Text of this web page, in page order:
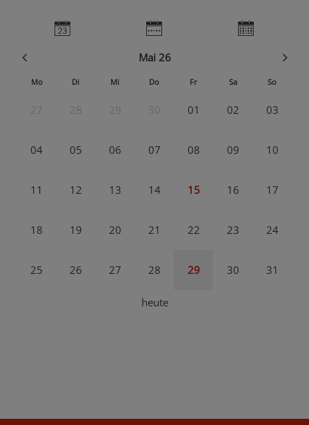
Mai 26
Mo Di Mi Do Fr Sa So
27 28 29 30 01 02 03
04 05 06 07 08 09 10
11 12 13 14 15 16 17
18 19 20 21 22 23 24
25 26 27 28 29 30 31
heute